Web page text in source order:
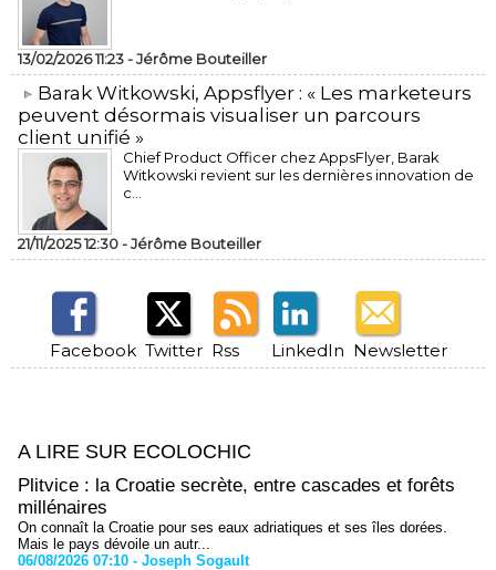
13/02/2026 11:23 -Jérôme Bouteiller
​Barak Witkowski, Appsflyer : « Les marketeurs
peuvent désormais visualiser un parcours
client unifié »
Chief Product Officer chez AppsFlyer, ​Barak
Witkowski revient sur les dernières innovation de
c...
21/11/2025 12:30 -Jérôme Bouteiller
Facebook Twitter Rss LinkedIn Newsletter
A LIRE SUR ECOLOCHIC
Plitvice : la Croatie secrète, entre cascades et forêts
millénaires
On connaît la Croatie pour ses eaux adriatiques et ses îles dorées.
Mais le pays dévoile un autr...
06/08/2026 07:10 - Joseph Sogault